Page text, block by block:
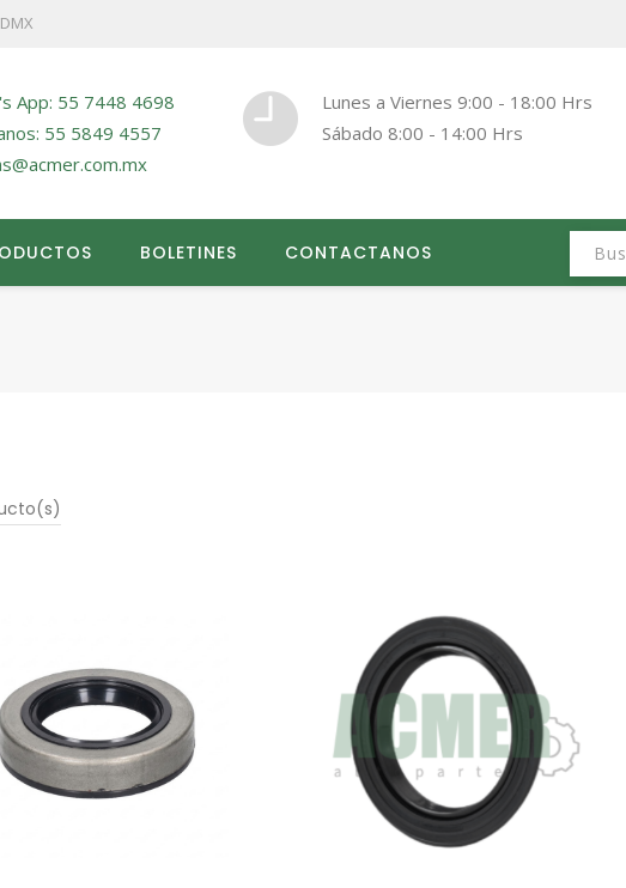
App: 55 7448 4698
55 5849 4557
Lunes a Viernes 9:00 - 18:00 Hrs
Sábado 8:00 - 14:00 Hrs
BOLETINES CONTACTANOS Buscar: